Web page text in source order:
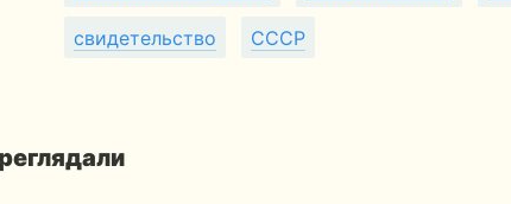
свидетельство СССР